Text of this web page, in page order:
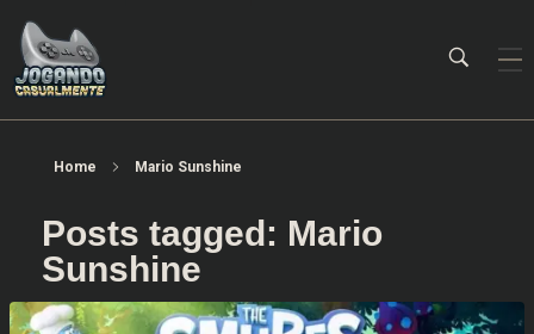
Home Mario Sunshine
Posts tagged: Mario
Sunshine